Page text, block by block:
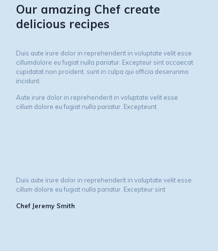
Our amazing Chef create
delicious recipes
Duis aute irure dolor in reprehenderit in voluptate velit esse
cillumdolore eu fugiat nulla pariatur. Excepteur sint occaecat
cupidatat non proident, sunt in culpa qui officia deserunmo
incidunt.
Aute irure dolor in reprehenderit in voluptate velit esse
cillum dolore eu fugiat nulla pariatur. Excepteunt
Duis aute irure dolor in reprehenderit in voluptate velit esse
cillum dolore eu fugiat nulla pariatur. Excepteur sint
Chef Jeremy Smith